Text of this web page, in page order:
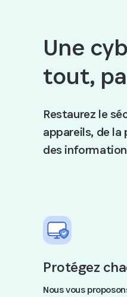
Une
tout,
Restaurez le
appareils, de
des
Protégez
Nous vous